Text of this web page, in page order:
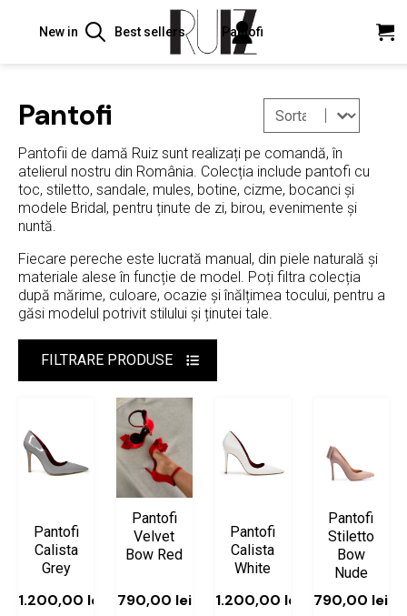
New in Best sellers Pantofi
Pantofi Filtreaza
Sort content
Pantofii de damă Ruiz sunt realizați pe comandă, în
atelierul nostru din România. Colecția include pantofi cu
toc, stiletto, sandale, mules, botine, cizme, bocanci și
modele Bridal, pentru ținute de zi, birou, evenimente și
nuntă.
Fiecare pereche este lucrată manual, din piele naturală și
materiale alese în funcție de model. Poți filtra colecția
după mărime, culoare, ocazie și înălțimea tocului, pentru a
găsi modelul potrivit stilului și ținutei tale.
FILTRARE PRODUSE
Pantofi
Calista
Grey
1.200,00 lei
Pantofi
Velvet
Bow Red
790,00 lei
Pantofi
Calista
White
1.200,00 lei
Pantofi
Stiletto
Bow
Nude
790,00 lei